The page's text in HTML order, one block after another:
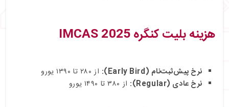
هزینه بلیتکنگره IMCAS 2025
نرخ پیش‌ثبت‌نام (Early Bird):
از ۲۸۰ تا ۱۳۹۰ یورو
نرخ عادی (Regular):
از ۳۸۰ تا ۱۴۹۰ یورو